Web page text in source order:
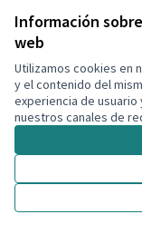
Información
web
Utilizamos cookies en
y el contenido del
experiencia de
nuestros canales de
Cecilia Sarda